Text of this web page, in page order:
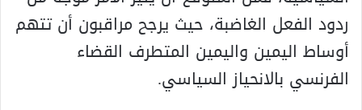
ردود الفعل الغاضبة، حيث يرجح مراقبون أن تتهم
أوساط اليمين واليمين المتطرف القضاء
الفرنسي بالانحياز السياسي.